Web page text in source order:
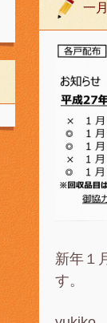
一
新年１
す。